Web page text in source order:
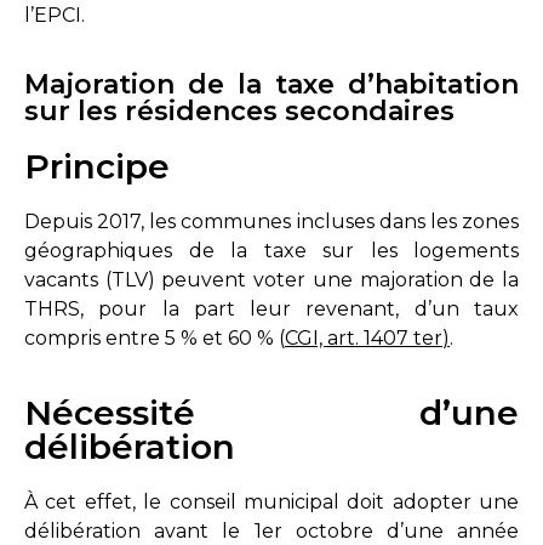
l’EPCI.
Majoration de la taxe d’habitation
sur les résidences secondaires
Principe
Depuis 2017, les communes incluses dans les zones
géographiques de la taxe sur les logements
vacants (TLV) peuvent voter une majoration de la
THRS, pour la part leur revenant, d’un taux
compris entre 5 % et 60 % (CGI, art. 1407 ter).
Nécessité d’une
délibération
À cet effet, le conseil municipal doit adopter une
délibération avant le 1er octobre d’une année